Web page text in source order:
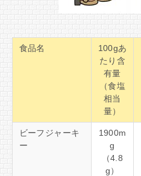
食品名
100gあ
たり含
有量
（食塩
相当
量）
ビーフジャーキ
ー
1900m
g
（4.8
g）